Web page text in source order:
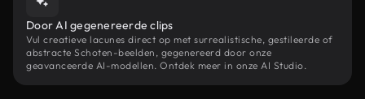
Door AI gegenereerde clips
Vul creatieve lacunes direct op met surrealistische, gestileerde of
abstracte Schoten-beelden, gegenereerd door onze
geavanceerde AI-modellen. Ontdek meer in onze AI Studio.